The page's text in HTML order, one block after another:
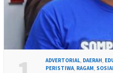
ADVERTORIAL DAERAH
PERISTIWA RAGAM